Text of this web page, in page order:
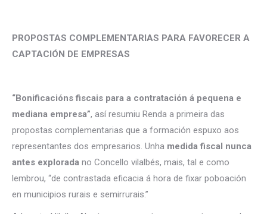
PROPOSTAS COMPLEMENTARIAS PARA FAVORECER A
CAPTACIÓN DE EMPRESAS
“Bonificacións fiscais para a contratación á pequena e
mediana empresa”, así resumiu Renda a primeira das
propostas complementarias que a formación espuxo aos
representantes dos empresarios. Unha medida fiscal nunca
antes explorada no Concello vilalbés, mais, tal e como
lembrou, “de contrastada eficacia á hora de fixar poboación
en municipios rurais e semirrurais.”